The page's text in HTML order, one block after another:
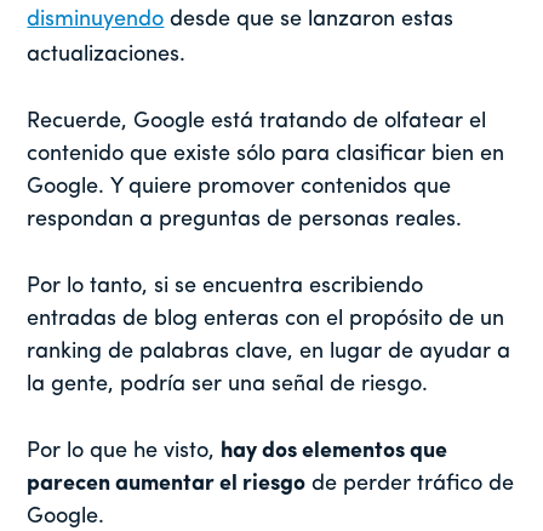
disminuyendo desde que se lanzaron estas
actualizaciones.
Recuerde, Google está tratando de olfatear el
contenido que existe sólo para clasificar bien en
Google. Y quiere promover contenidos que
respondan a preguntas de personas reales.
Por lo tanto, si se encuentra escribiendo
entradas de blog enteras con el propósito de un
ranking de palabras clave, en lugar de ayudar a
la gente, podría ser una señal de riesgo.
Por lo que he visto, hay dos elementos que
parecen aumentar el riesgo de perder tráfico de
Google.